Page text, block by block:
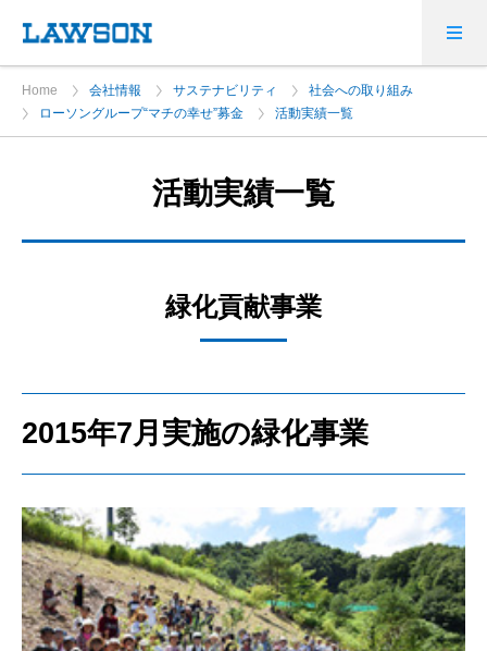
Home 会社情報 サステナビリティ
社会への取り組み
ローソングループ“マチの幸せ”募金
活動実績一覧
活動実績一覧
緑化貢献事業
2015年7月実施の緑化事業